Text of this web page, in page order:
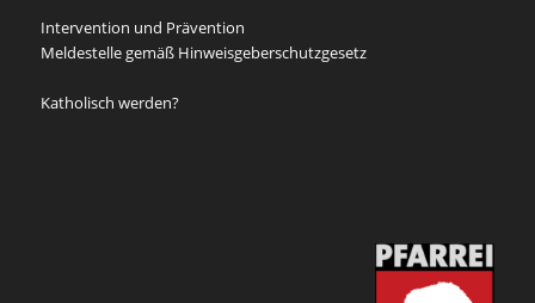
Intervention und Prävention
Meldestelle gemäß Hinweisgeberschutzgesetz
Katholisch werden?